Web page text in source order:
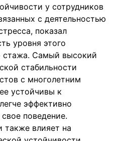
у сотрудников
с деятельностью
показал
уровня этого
стажа. Самый высокий
стабильности
с многолетним
устойчивы к
эффективно
поведение.
также влияет на